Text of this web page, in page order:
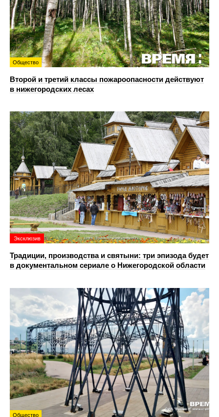
Общество
Второй и третий классы пожароопасности действуют
в нижегородских лесах
Эксклюзив
Традиции, производства и святыни: три эпизода будет
в документальном сериале о Нижегородской области
Общество